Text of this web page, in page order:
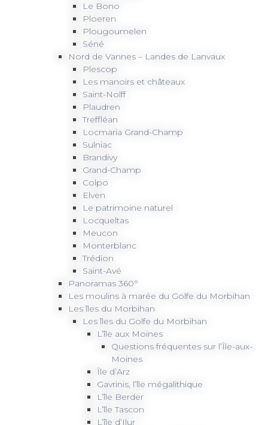
Le Bono
Ploeren
Plougoumelen
Séné
Nord de Vannes – Landes de Lanvaux
Plescop
Les manoirs et châteaux
Saint-Nolff
Plaudren
Treffléan
Locmaria Grand-Champ
Sulniac
Brandivy
Grand-Champ
Colpo
Elven
Le patrimoine naturel
Locqueltas
Meucon
Monterblanc
Trédion
Saint-Avé
Panoramas 360°
Les moulins à marée du Golfe du Morbihan
Les îles du Morbihan
Les îles du Golfe du Morbihan
L’île aux Moines
Questions fréquentes sur l’Île-aux-
Moines
Île d’Arz
Gavrinis, l’île mégalithique
L’île Berder
L’île Tascon
L’île d’Ilur